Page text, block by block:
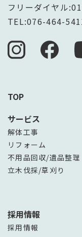
フリーダイヤル:
TEL:076-464-
TOP
サービス
解体工事
リフォーム
不用品回収/遺品整理
立木伐採/草刈り
採用情報
採用情報